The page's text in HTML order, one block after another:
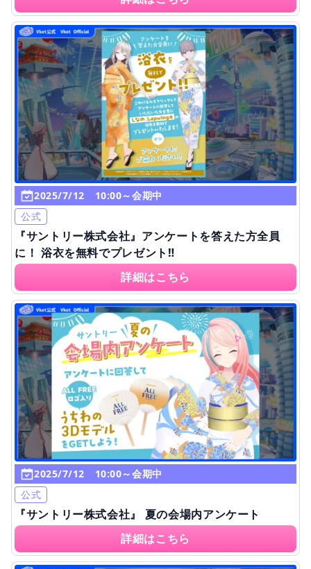
2025/7/12 10:00～会期中
公式
『サントリー株式会社』アンケートを答えた方全員
に！ 浴衣を無料でプレゼント‼
詳細はこちら
2025/7/12 10:00～会期中
公式
『サントリー株式会社』 夏の会場内アンケート
詳細はこちら